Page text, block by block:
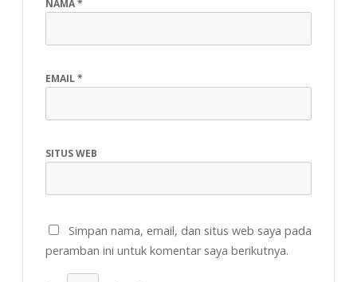
NAMA*
EMAIL*
SITUS WEB
Simpan nama, email, dan situs web saya pada
peramban ini untuk komentar saya berikutnya.